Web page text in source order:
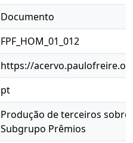
Documento
FPF_HOM_01_012
https://
pt
Produção de terceiros sobre
Subgrupo Prêmios